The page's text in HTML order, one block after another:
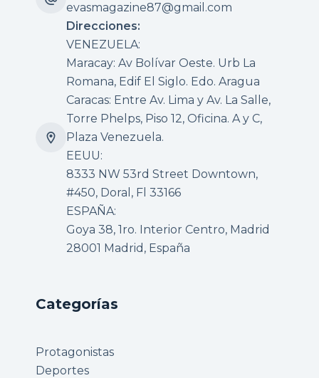
evasmagazine87@gmail.com
Direcciones:
VENEZUELA:
Maracay: Av Bolívar Oeste. Urb La
Romana, Edif El Siglo. Edo. Aragua
Caracas: Entre Av. Lima y Av. La Salle,
Torre Phelps, Piso 12, Oficina. A y C,
Plaza Venezuela.
EEUU:
8333 NW 53rd Street Downtown,
#450, Doral, Fl 33166
ESPAÑA:
Goya 38, 1ro. Interior Centro, Madrid
28001 Madrid, España
Categorías
Protagonistas
Deportes